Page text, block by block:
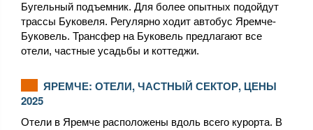
Бугельный подъемник. Для более опытных подойдут
трассы Буковеля. Регулярно ходит автобус Яремче-
Буковель. Трансфер на Буковель предлагают все
отели, частные усадьбы и коттеджи.
ЯРЕМЧЕ: ОТЕЛИ, ЧАСТНЫЙ СЕКТОР, ЦЕНЫ
2025
Отели в Яремче расположены вдоль всего курорта. В